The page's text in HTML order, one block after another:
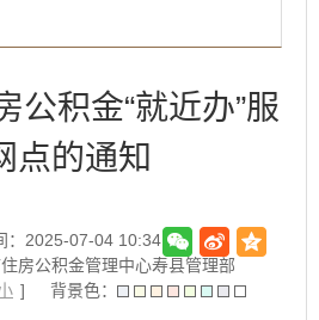
公积金“就近办”服
点的通知
：2025-07-04 10:34
房公积金管理中心寿县管理部
] 背景色：